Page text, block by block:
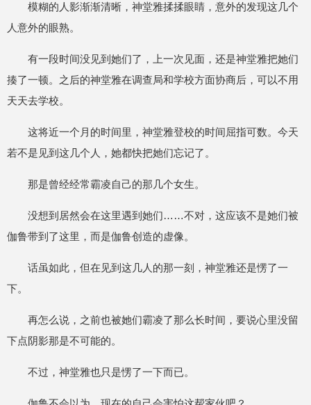
模糊的人影渐渐清晰，神堂雅揉揉眼睛，意外的发现这几个
人意外的眼熟。
有一段时间没见到她们了，上一次见面，还是神堂雅把她们
揍了一顿。之后的神堂雅在调查局和学校方面协商后，可以不用
天天去学校。
这将近一个月的时间里，神堂雅登校的时间屈指可数。今天
若不是见到这几个人，她都快把她们忘记了。
那是曾经经常霸凌自己的那几个女生。
没想到居然会在这里遇到她们……不对，这应该不是她们被
伽鲁带到了这里，而是伽鲁创造的虚像。
话虽如此，但在见到这几人的那一刻，神堂雅还是愣了一
下。
再怎么说，之前也被她们霸凌了那么长时间，要说心里没留
下点阴影那是不可能的。
不过，神堂雅也只是愣了一下而已。